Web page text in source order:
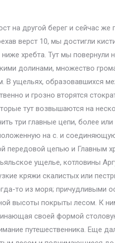
на другой берег и сейчас
верст 10, мы достигли
хребта. Тут мы повернули
долинами, множество
В ущельях, образовавшихся
и грозно вторятся
тут возвышаются на
три главные цепи, более
на с. и
передовой цепью и Главным
ущелье, котловины
кряжи скалистых или
то из моря; причудливыми
высоты покрыты лесом. К
своей формой
путешественника. Еще